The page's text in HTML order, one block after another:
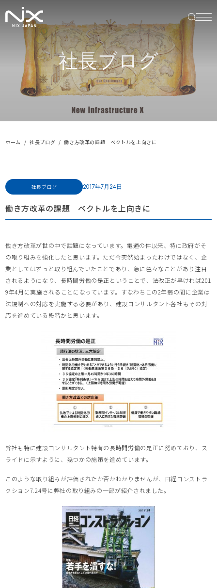
社長ブログ
ホーム 社長ブログ 働き方改革の課題 ベクトルを上向きに
社長ブログ 2017年7月24日
働き方改革の課題 ベクトルを上向きに
働き方改革が世の中で話題になっています。電通の件以来、特に政府がそ
の取り組みを強化したと思います。ただ今突然始まったわけではなく、企
業としてはずっと取り組んでいたことであり、急に色々なことがあり注目
されるようになり、長時間労働の是正ということで、法改正が早ければ201
9年4月に実施されることになっています。すなわちこの2年弱の間に企業は
法規制への対応を実施する必要があり、建設コンサルタント各社もその対
応を進めている段階かと思います。
弊社も特に建設コンサルタント特有の長時間労働の是正に努めており、ス
ライドに示すように、幾つかの施策を進めています。
このような取り組みが評価されたか否かわかりませんが、日経コンストラ
クション7.24号に弊社の取り組みの一部が紹介されました。